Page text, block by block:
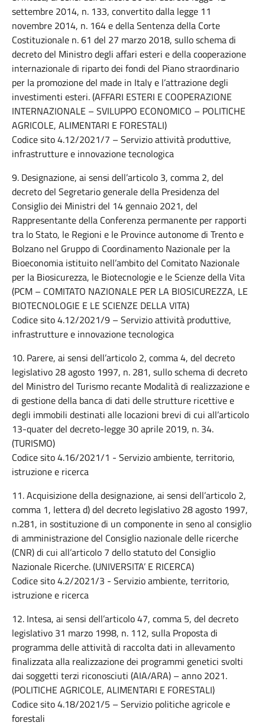
settembre 2014, n. 133, convertito dalla legge 11
novembre 2014, n. 164 e della Sentenza della Corte
Costituzionale n. 61 del 27 marzo 2018, sullo schema di
decreto del Ministro degli affari esteri e della cooperazione
internazionale di riparto dei fondi del Piano straordinario
per la promozione del made in Italy e l’attrazione degli
investimenti esteri. (AFFARI ESTERI E COOPERAZIONE
INTERNAZIONALE – SVILUPPO ECONOMICO – POLITICHE
AGRICOLE, ALIMENTARI E FORESTALI)
Codice sito 4.12/2021/7 – Servizio attività produttive,
infrastrutture e innovazione tecnologica
9. Designazione, ai sensi dell’articolo 3, comma 2, del
decreto del Segretario generale della Presidenza del
Consiglio dei Ministri del 14 gennaio 2021, del
Rappresentante della Conferenza permanente per rapporti
tra lo Stato, le Regioni e le Province autonome di Trento e
Bolzano nel Gruppo di Coordinamento Nazionale per la
Bioeconomia istituito nell’ambito del Comitato Nazionale
per la Biosicurezza, le Biotecnologie e le Scienze della Vita
(PCM – COMITATO NAZIONALE PER LA BIOSICUREZZA, LE
BIOTECNOLOGIE E LE SCIENZE DELLA VITA)
Codice sito 4.12/2021/9 – Servizio attività produttive,
infrastrutture e innovazione tecnologica
10. Parere, ai sensi dell’articolo 2, comma 4, del decreto
legislativo 28 agosto 1997, n. 281, sullo schema di decreto
del Ministro del Turismo recante Modalità di realizzazione e
di gestione della banca di dati delle strutture ricettive e
degli immobili destinati alle locazioni brevi di cui all’articolo
13-quater del decreto-legge 30 aprile 2019, n. 34.
(TURISMO)
Codice sito 4.16/2021/1 - Servizio ambiente, territorio,
istruzione e ricerca
11. Acquisizione della designazione, ai sensi dell’articolo 2,
comma 1, lettera d) del decreto legislativo 28 agosto 1997,
n.281, in sostituzione di un componente in seno al consiglio
di amministrazione del Consiglio nazionale delle ricerche
(CNR) di cui all’articolo 7 dello statuto del Consiglio
Nazionale Ricerche. (UNIVERSITA’ E RICERCA)
Codice sito 4.2/2021/3 - Servizio ambiente, territorio,
istruzione e ricerca
12. Intesa, ai sensi dell’articolo 47, comma 5, del decreto
legislativo 31 marzo 1998, n. 112, sulla Proposta di
programma delle attività di raccolta dati in allevamento
finalizzata alla realizzazione dei programmi genetici svolti
dai soggetti terzi riconosciuti (AIA/ARA) – anno 2021.
(POLITICHE AGRICOLE, ALIMENTARI E FORESTALI)
Codice sito 4.18/2021/5 – Servizio politiche agricole e
forestali